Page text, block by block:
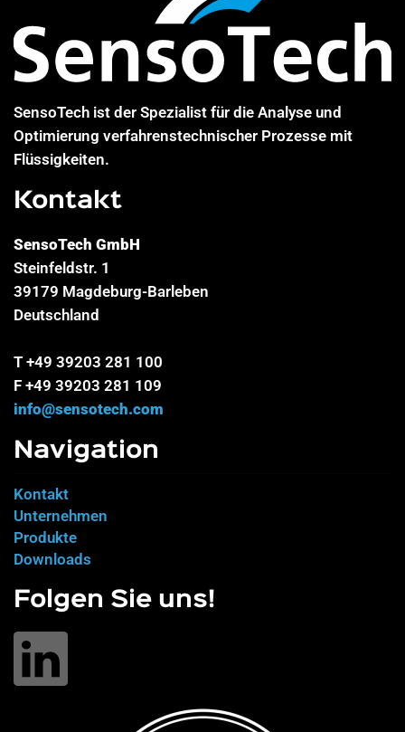
SensoTech ist der Spezialist für die Analyse und
Optimierung verfahrenstechnischer Prozesse mit
Flüssigkeiten.
Kontakt
SensoTech GmbH
Steinfeldstr. 1
39179 Magdeburg-Barleben
Deutschland
T +49 39203 281 100
F +49 39203 281 109
info@sensotech.com
Navigation
Kontakt
Unternehmen
Produkte
Downloads
Folgen Sie uns!